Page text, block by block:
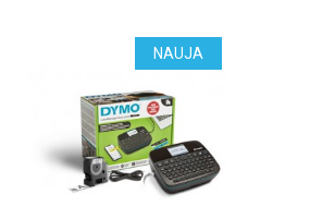
NAUJA